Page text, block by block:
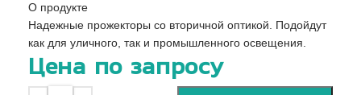
О продукте
Надежные прожекторы со вторичной оптикой. Подойдут
как для уличного, так и промышленного освещения.
Цена по запросу